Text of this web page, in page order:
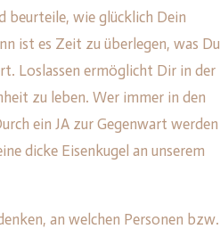
beurteile, wie glücklich Dein
ist es Zeit zu überlegen, was Du
Loslassen ermöglicht Dir in der
zu leben. Wer immer in den
ein JA zur Gegenwart werden
dicke Eisenkugel an unserem
an welchen Personen bzw.